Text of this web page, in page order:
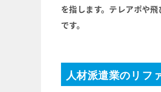
を指します。テレアポや
です。
人材派遣業のリフ